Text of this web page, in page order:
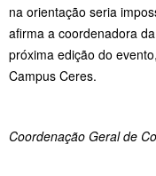
na orientação seria
afirma a coordenadora
próxima edição do
Campus Ceres.
Coordenação Geral de